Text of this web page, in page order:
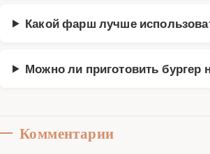
Какой фарш лучше
Можно ли приготовить бургер
Комментарии